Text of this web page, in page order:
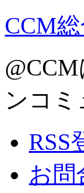
CCM
ンコ
RSS
お問